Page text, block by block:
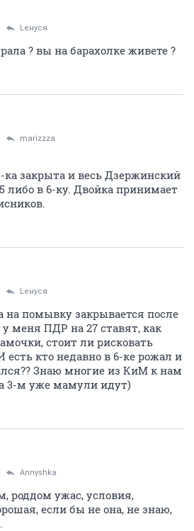
Lенуся
? вы на барахолке живете ?
marizzza
закрыта и весь Дзержинский
либо в 6-ку. Двойка принимает
Lенуся
на помывку закрывается после
у меня ПДР на 27 ставят, как
стоит ли рисковать
есть кто недавно в 6-ке рожал и
Знаю многие из КиМ к нам
3-м уже мамули идут)
Annyshka
роддом ужас, условия,
если бы не она, не знаю,